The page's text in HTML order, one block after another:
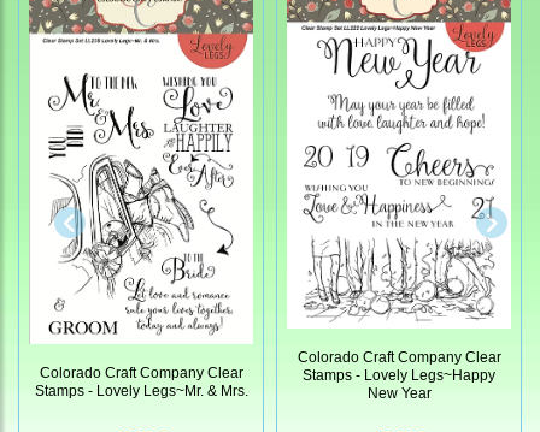
Colorado Craft Company Clear
Stamps - Lovely Legs~Mr. & Mrs.
Colorado Craft Company Clear
Stamps - Lovely Legs~Happy
New Year